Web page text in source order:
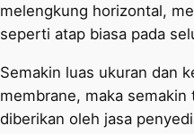
melengkung horizontal,
seperti atap biasa pada
Semakin luas ukuran dan
membrane, maka semakin
diberikan oleh jasa